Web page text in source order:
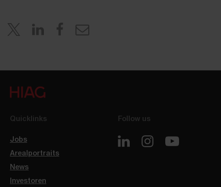
Quicklinks
Jobs
Arealportraits
News
Investoren
Follow us